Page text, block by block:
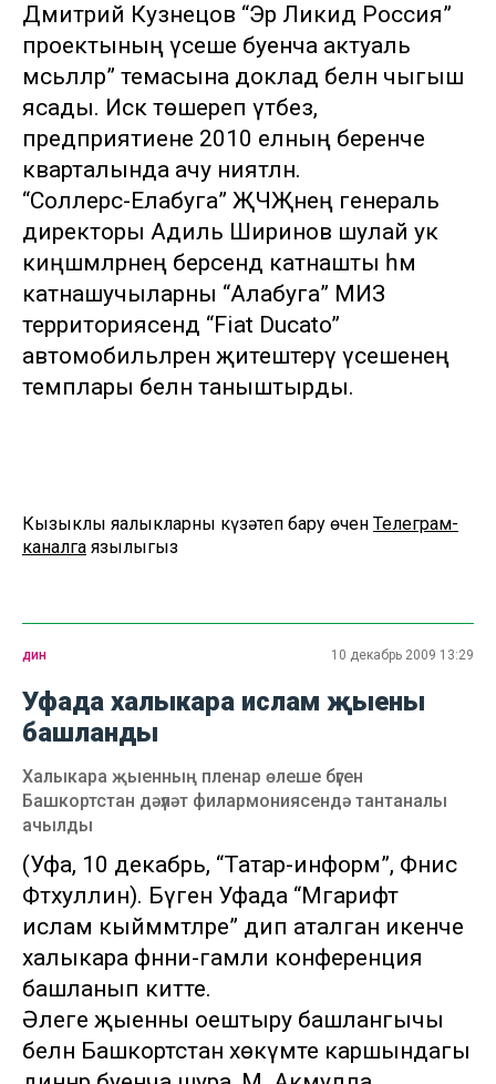
Дмитрий Кузнецов “Эр Ликид Россия”
проектының үсеше буенча актуаль
мәсьәләләр” темасына доклад белән чыгыш
ясады. Искә төшереп үтәбез,
предприятиене 2010 елның беренче
кварталында ачу ниятләнә.
“Соллерс-Елабуга” ҖЧҖнең генераль
директоры Адиль Ширинов шулай ук
киңәшмәләрнең берсендә катнашты һәм
катнашучыларны “Алабуга” МИЗ
территориясендә “Fiat Ducato”
автомобильләрен җитештерү үсешенең
темплары белән таныштырды.
Кызыклы яңалыкларны күзәтеп бару өчен Телеграм-
каналга язылыгыз
дин 10 декабрь 2009 13:29
Уфада халыкара ислам җыены
башланды
Халыкара җыенның пленар өлеше бүген
Башкортстан дәүләт филармониясендә тантаналы
ачылды
(Уфа, 10 декабрь, “Татар-информ”, Фәнис
Фәтхуллин). Бүген Уфада “Мәгарифтә
ислам кыйммәтләре” дип аталган икенче
халыкара фәнни-гамәли конференция
башланып китте.
Әлеге җыенны оештыру башлангычы
белән Башкортстан хөкүмәте каршындагы